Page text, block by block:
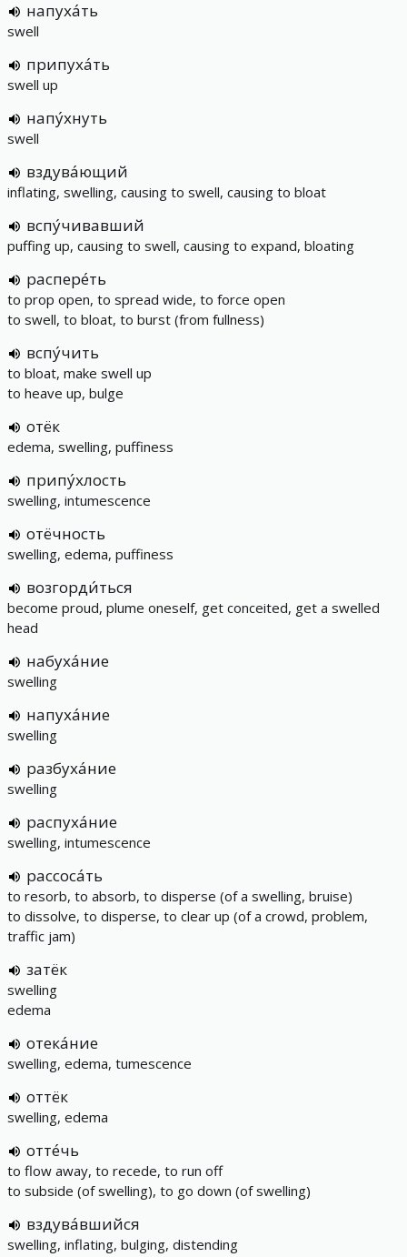
напуха́ть
swell
припуха́ть
swell up
напу́хнуть
swell
вздува́ющий
inflating, swelling, causing to swell, causing to bloat
вспу́чивавший
puffing up, causing to swell, causing to expand, bloating
распере́ть
to prop open, to spread wide, to force open
to swell, to bloat, to burst (from fullness)
вспу́чить
to bloat, make swell up
to heave up, bulge
отёк
edema, swelling, puffiness
припу́хлость
swelling, intumescence
отёчность
swelling, edema, puffiness
возгорди́ться
become proud, plume oneself, get conceited, get a swelled
head
набуха́ние
swelling
напуха́ние
swelling
разбуха́ние
swelling
распуха́ние
swelling, intumescence
рассоса́ть
to resorb, to absorb, to disperse (of a swelling, bruise)
to dissolve, to disperse, to clear up (of a crowd, problem,
traffic jam)
затёк
swelling
edema
отека́ние
swelling, edema, tumescence
оттёк
swelling, edema
отте́чь
to flow away, to recede, to run off
to subside (of swelling), to go down (of swelling)
вздува́вшийся
swelling, inflating, bulging, distending